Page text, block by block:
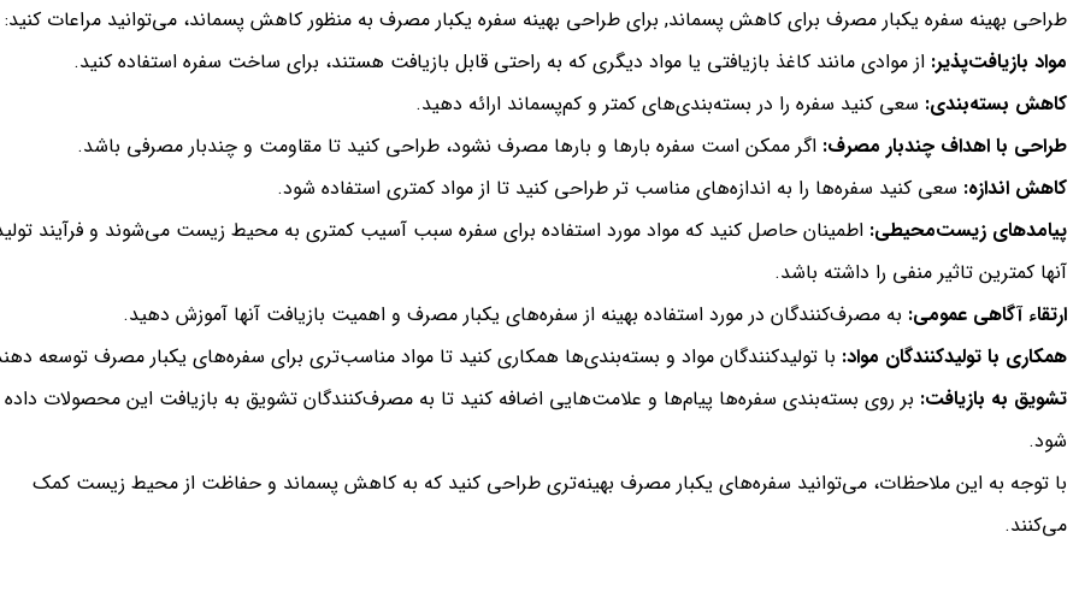
طراحی بهینه سفره یکبار مصرف برای کاهش پسماند, برای طراحی بهینه سفره یکبار مصرف به منظور کاهش پسماند، می‌توانید مراعات کنید:
مواد بازیافت‌پذیر: از موادی مانند کاغذ بازیافتی یا مواد دیگری که به راحتی قابل بازیافت هستند، برای ساخت سفره استفاده کنید.
کاهش بسته‌بندی: سعی کنید سفره را در بسته‌بندی‌های کمتر و کم‌پسماند ارائه دهید.
طراحی با اهداف چندبار مصرف: اگر ممکن است سفره بار‌ها و بار‌ها مصرف نشود، طراحی کنید تا مقاومت و چندبار مصرفی باشد.
کاهش اندازه: سعی کنید سفره‌ها را به اندازه‌های مناسب تر طراحی کنید تا از مواد کمتری استفاده شود.
پیامدهای زیست‌محیطی: اطمینان حاصل کنید که مواد مورد استفاده برای سفره سبب آسیب کمتری به محیط زیست می‌شوند و فرآیند
آنها کمترین تاثیر منفی را داشته باشد.
ارتقاء آگاهی عمومی: به مصرف‌کنندگان در مورد استفاده بهینه از سفره‌های یکبار مصرف و اهمیت بازیافت آنها آموزش دهید.
همکاری با تولیدکنندگان مواد: با تولیدکنندگان مواد و بسته‌بندی‌ها همکاری کنید تا مواد مناسب‌تری برای سفره‌های یکبار مصرف توسعه
تشویق به بازیافت: بر روی بسته‌بندی سفره‌ها پیام‌ها و علامت‌هایی اضافه کنید تا به مصرف‌کنندگان تشویق به بازیافت این محصولات داده
شود.
با توجه به این ملاحظات، می‌توانید سفره‌های یکبار مصرف بهینه‌تری طراحی کنید که به کاهش پسماند و حفاظت از محیط زیست کمک
می‌کنند.